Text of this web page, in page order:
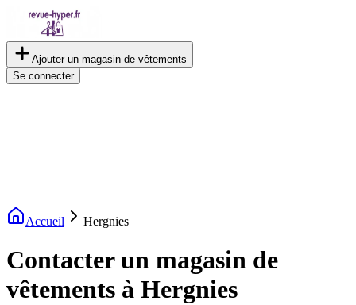
Ajouter un magasin de vêtements
Se connecter
Accueil Hergnies
Contacter un magasin de
vêtements à Hergnies